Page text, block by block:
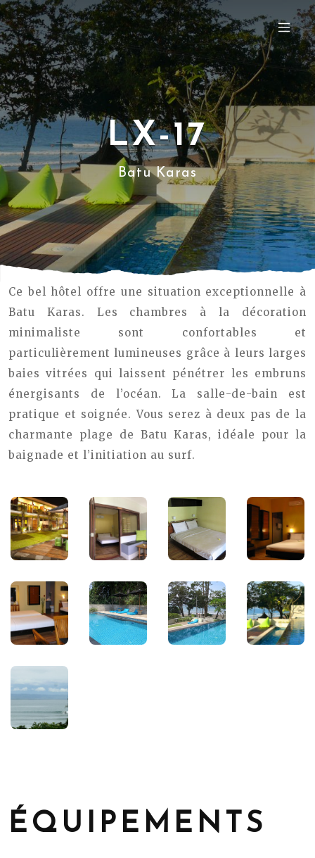
LX-17
Batu Karas
Ce bel hôtel offre une situation exceptionnelle à
Batu Karas. Les chambres à la décoration
minimaliste sont confortables et
particulièrement lumineuses grâce à leurs larges
baies vitrées qui laissent pénétrer les embruns
énergisants de l’océan. La salle-de-bain est
pratique et soignée. Vous serez à deux pas de la
charmante plage de Batu Karas, idéale pour la
baignade et l’initiation au surf.
ÉQUIPEMENTS